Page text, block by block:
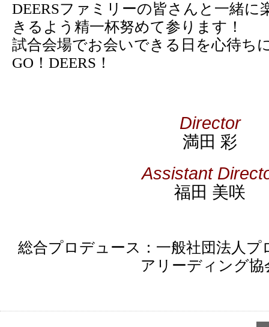
DEERSファミリーの皆さんと一緒に
きるよう精一杯努めて参ります！
試合会場でお会いできる日を心待ち
GO！DEERS！
Director
満田 彩
Assistant
福田 美咲
総合プロデュース：一般社団法人
アリーディング協